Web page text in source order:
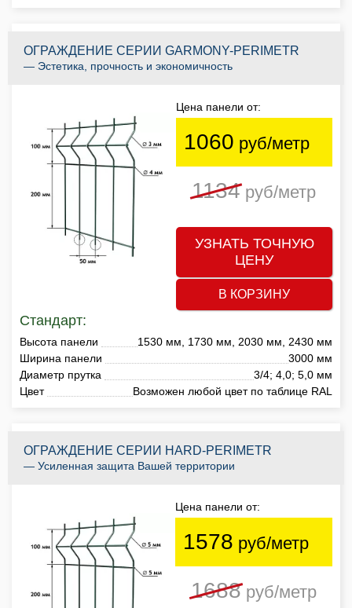
ОГРАЖДЕНИЕ СЕРИИ GARMONY-PERIMETR
— Эстетика, прочность и экономичность
Цена панели от:
1060 руб/метр
1134руб/метр
УЗНАТЬ ТОЧНУЮ
ЦЕНУ
В КОРЗИНУ
Стандарт:
Высота панели
1530 мм, 1730 мм, 2030 мм, 2430 мм
Ширина панели
3000 мм
Диаметр прутка
3/4; 4,0; 5,0 мм
Цвет
Возможен любой цвет по таблице RAL
ОГРАЖДЕНИЕ СЕРИИ HARD-PERIMETR
— Усиленная защита Вашей территории
Цена панели от:
1578 руб/метр
1688руб/метр